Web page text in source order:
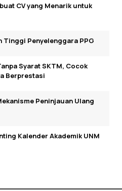
CV yang Menarik untuk
Tinggi Penyelenggara PPG
Syarat SKTM, Cocok
Berprestasi
Peninjauan Ulang
Kalender Akademik UNM